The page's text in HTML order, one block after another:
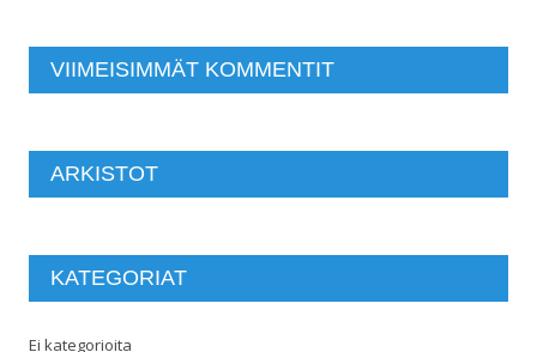
VIIMEISIMMÄT KOMMENTIT
ARKISTOT
KATEGORIAT
Ei kategorioita